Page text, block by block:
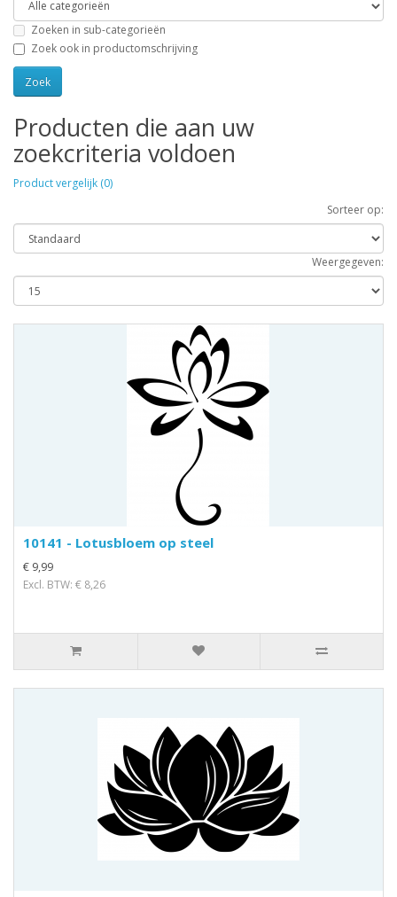
Zoeken in sub-categorieën
Zoek ook in productomschrijving
Producten die aan uw
zoekcriteria voldoen
Product vergelijk (0)
Sorteer op:
Weergegeven:
10141 - Lotusbloem op steel
€ 9,99
Excl. BTW: € 8,26